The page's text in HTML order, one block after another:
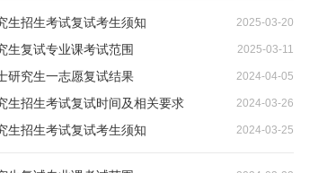
生招生考试复试考生须知 2025-03-20
生复试专业课考试范围 2025-03-11
研究生一志愿复试结果 2024-04-05
生招生考试复试时间及相关要求 2024-03-26
生招生考试复试考生须知 2024-03-25